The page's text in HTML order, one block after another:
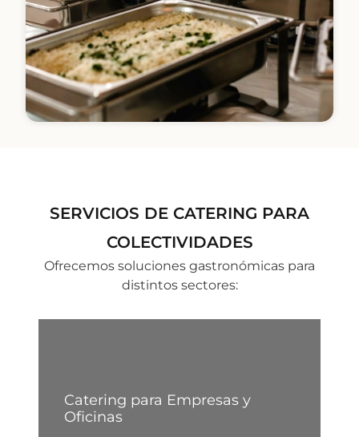
SERVICIOS DE CATERING PARA
COLECTIVIDADES
Ofrecemos soluciones gastronómicas para
distintos sectores:
Catering para Empresas y
Oficinas